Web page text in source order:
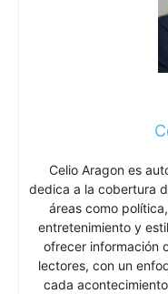
Celio Aragon es
dedica a la cobertura
áreas como
entretenimiento y
ofrecer información
lectores, con un
cada